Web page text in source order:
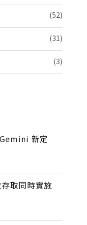
(52)
(31)
(3)
新定
取同時實施